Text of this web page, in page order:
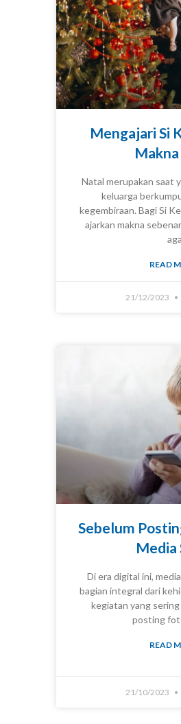
Mengajari Si
Natal merupakan saat
keluarga
kegembiraan. Bagi Si
ajarkan makna
READ
21/12/2023
Sebelum
Media
Di era digital ini,
bagian integral dari
kegiatan yang
posting
READ
21/10/2023